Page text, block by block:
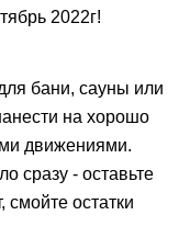
2022г!
бани, сауны или
на хорошо
движениями.
сразу - оставьте
смойте остатки